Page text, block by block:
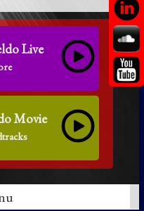
Live
Movie